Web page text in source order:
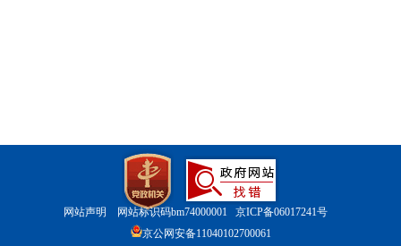
网站声明 网站标识码bm74000001 京ICP备06017241号
京公网安备11040102700061